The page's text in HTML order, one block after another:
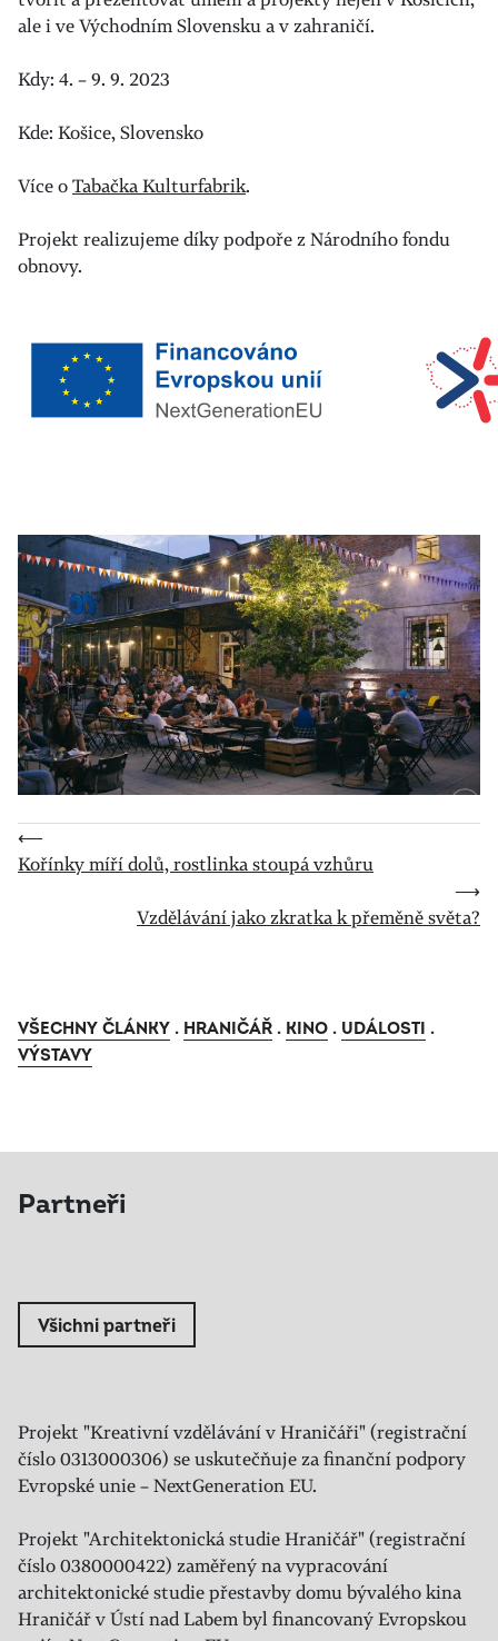
ale i ve Východním Slovensku a v zahraničí.
Kdy: 4. – 9. 9. 2023
Kde: Košice, Slovensko
Více oTabačka Kulturfabrik.
Projekt realizujeme díky podpoře z Národního fondu
obnovy.
⟵
Kořínky míří dolů, rostlinka stoupá vzhůru
⟶
Vzdělávání jako zkratka k přeměně světa?
VŠECHNY ČLÁNKY . HRANIČÁŘ . KINO . UDÁLOSTI .
VÝSTAVY
Partneři
Všichni partneři
Projekt "Kreativní vzdělávání v Hraničáři" (registrační
číslo 0313000306) se uskutečňuje za finanční podpory
Evropské unie – NextGeneration EU.
Projekt "Architektonická studie Hraničář" (registrační
číslo 0380000422) zaměřený na vypracování
architektonické studie přestavby domu bývalého kina
Hraničář v Ústí nad Labem byl financovaný Evropskou